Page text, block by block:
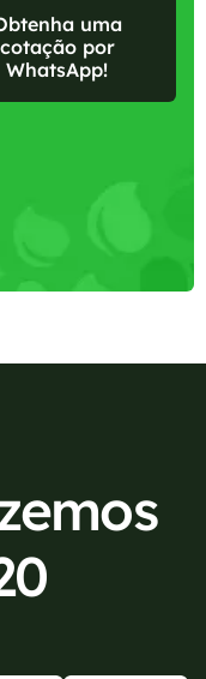
uma
cotação por
WhatsApp!